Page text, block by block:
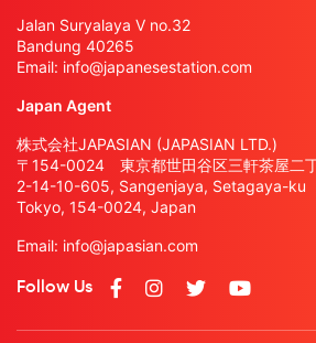
Jalan Suryalaya V no.32
Bandung 40265
Email: info@japanesestation.com
Japan Agent
株式会社JAPASIAN (JAPASIAN LTD.)
〒154-0024 東京都世田谷区三軒茶屋二
2-14-10-605, Sangenjaya, Setagaya-ku
Tokyo, 154-0024, Japan
Email: info@japasian.com
Follow Us